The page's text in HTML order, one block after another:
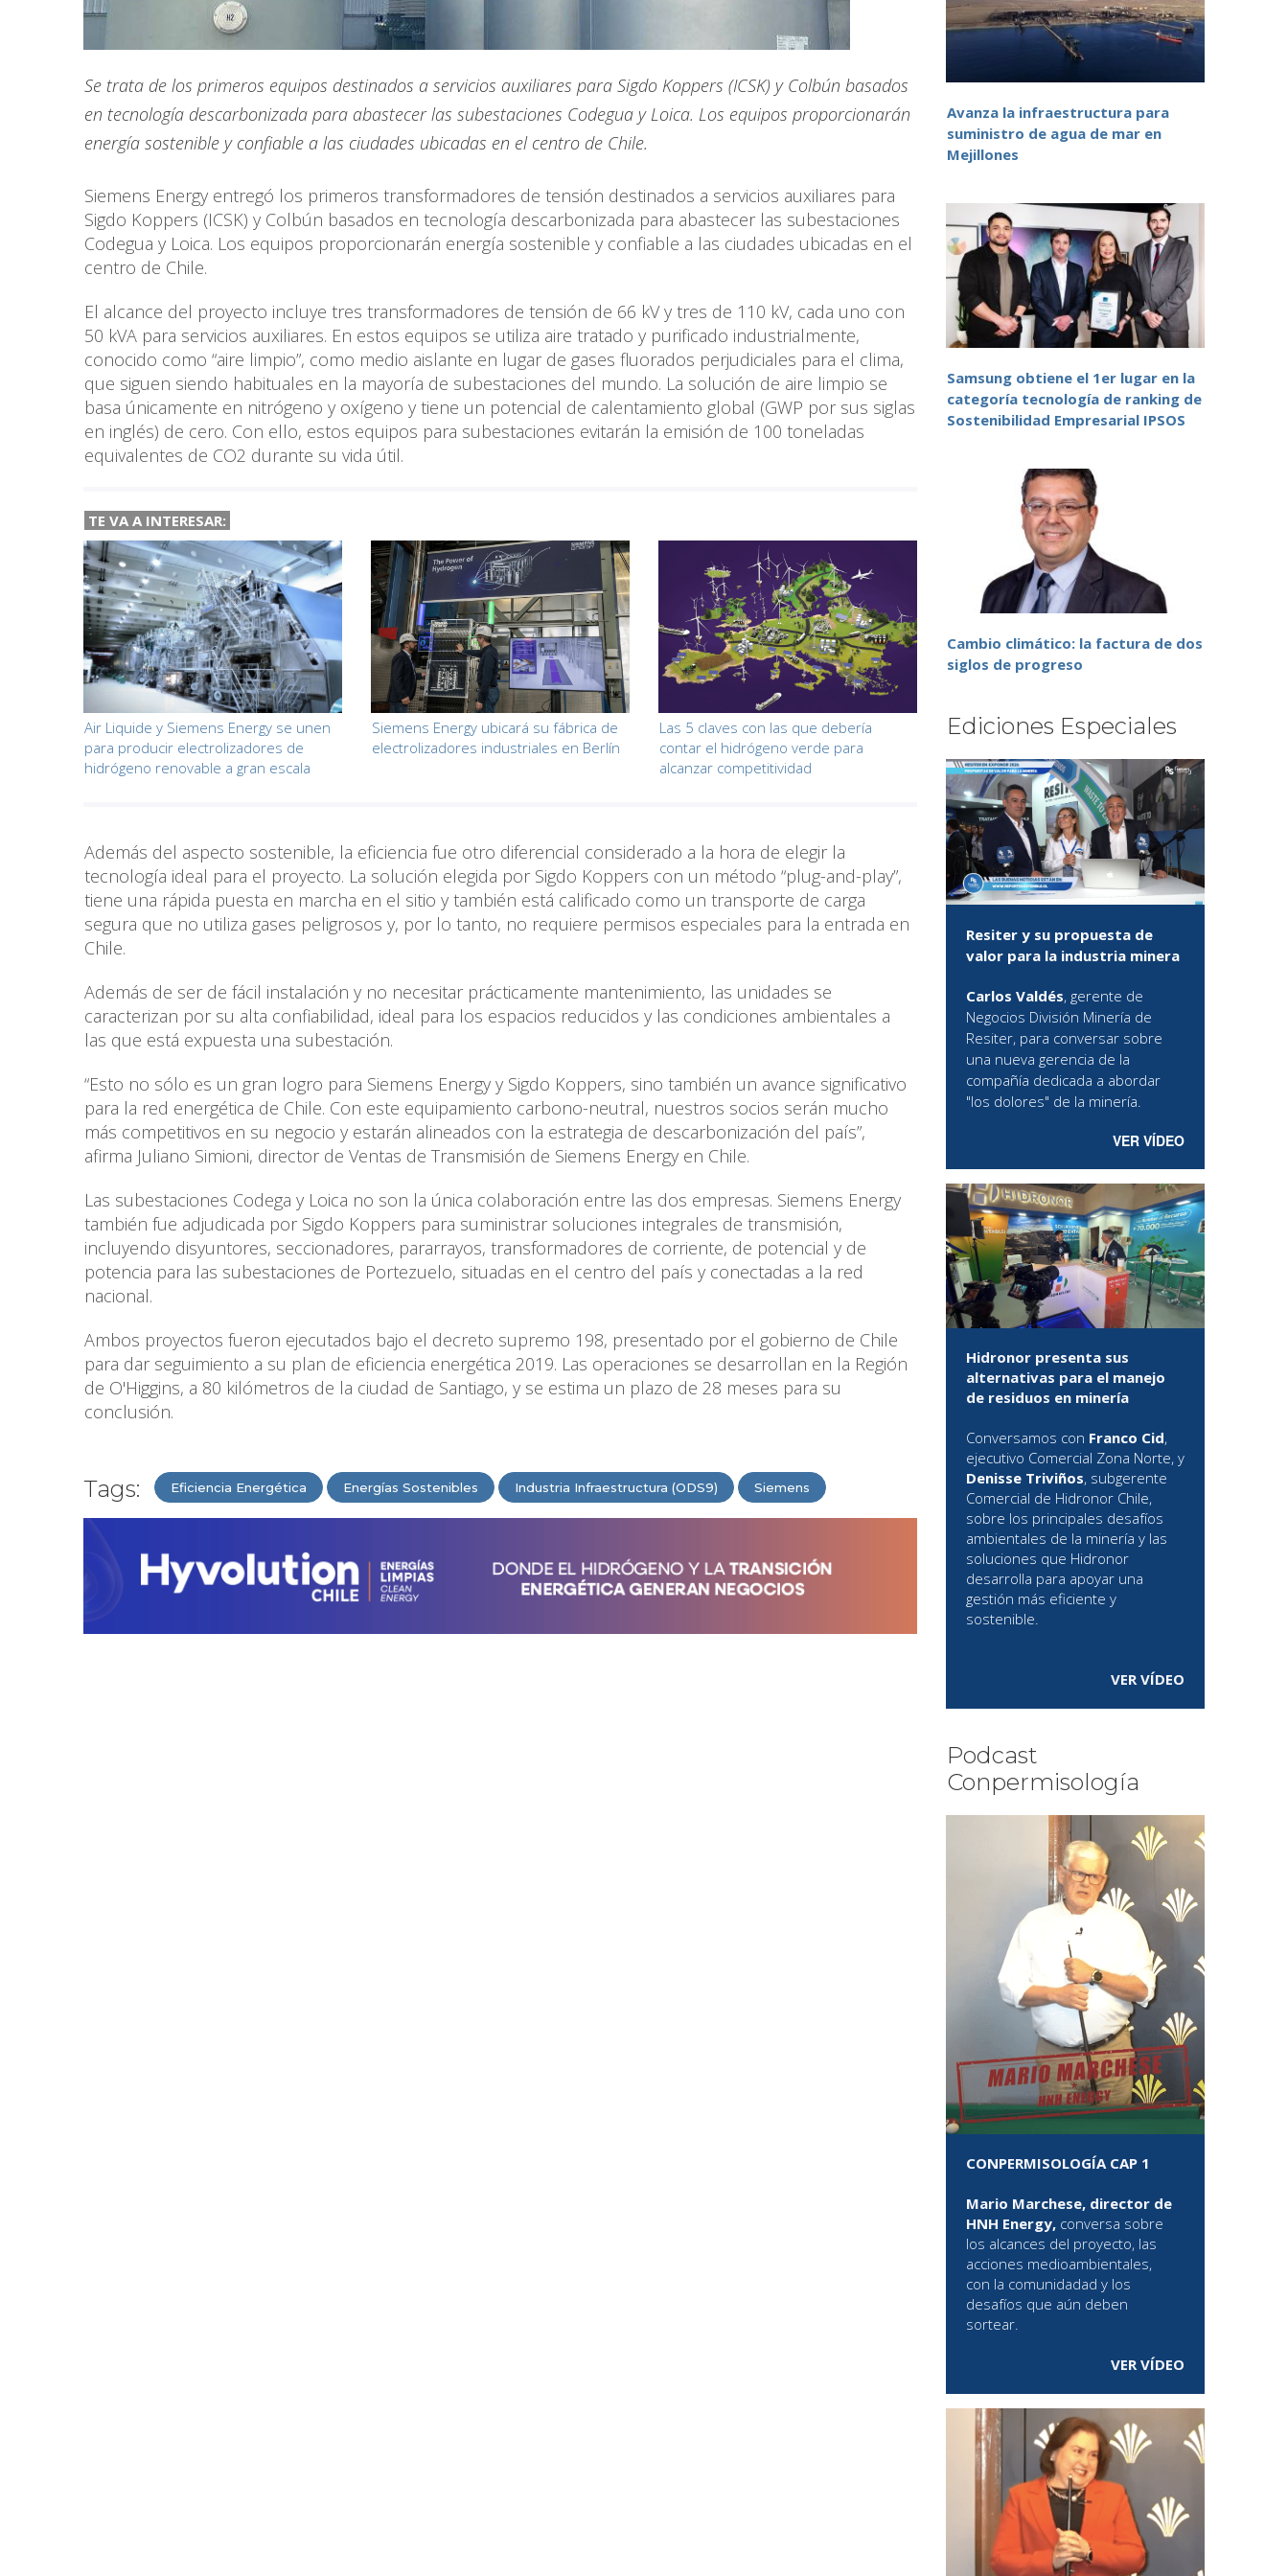
Se trata de los primeros equipos destinados a servicios auxiliares para Sigdo Koppers (ICSK) y Colbún basados
en tecnología descarbonizada para abastecer las subestaciones Codegua y Loica. Los equipos proporcionarán
energía sostenible y confiable a las ciudades ubicadas en el centro de Chile.
Siemens Energy entregó los primeros transformadores de tensión destinados a servicios auxiliares para
Sigdo Koppers (ICSK) y Colbún basados en tecnología descarbonizada para abastecer las subestaciones
Codegua y Loica. Los equipos proporcionarán energía sostenible y confiable a las ciudades ubicadas en el
centro de Chile.
El alcance del proyecto incluye tres transformadores de tensión de 66 kV y tres de 110 kV, cada uno con
50 kVA para servicios auxiliares. En estos equipos se utiliza aire tratado y purificado industrialmente,
conocido como “aire limpio”, como medio aislante en lugar de gases fluorados perjudiciales para el clima,
que siguen siendo habituales en la mayoría de subestaciones del mundo. La solución de aire limpio se
basa únicamente en nitrógeno y oxígeno y tiene un potencial de calentamiento global (GWP por sus siglas
en inglés) de cero. Con ello, estos equipos para subestaciones evitarán la emisión de 100 toneladas
equivalentes de CO2 durante su vida útil.
TE VA A INTERESAR:
Air Liquide y Siemens Energy se unen
para producir electrolizadores de
hidrógeno renovable a gran escala
Siemens Energy ubicará su fábrica de
electrolizadores industriales en Berlín
Las 5 claves con las que debería
contar el hidrógeno verde para
alcanzar competitividad
Además del aspecto sostenible, la eficiencia fue otro diferencial considerado a la hora de elegir la
tecnología ideal para el proyecto. La solución elegida por Sigdo Koppers con un método “plug-and-play”,
tiene una rápida puesta en marcha en el sitio y también está calificado como un transporte de carga
segura que no utiliza gases peligrosos y, por lo tanto, no requiere permisos especiales para la entrada en
Chile.
Además de ser de fácil instalación y no necesitar prácticamente mantenimiento, las unidades se
caracterizan por su alta confiabilidad, ideal para los espacios reducidos y las condiciones ambientales a
las que está expuesta una subestación.
“Esto no sólo es un gran logro para Siemens Energy y Sigdo Koppers, sino también un avance significativo
para la red energética de Chile. Con este equipamiento carbono-neutral, nuestros socios serán mucho
más competitivos en su negocio y estarán alineados con la estrategia de descarbonización del país”,
afirma Juliano Simioni, director de Ventas de Transmisión de Siemens Energy en Chile.
Las subestaciones Codega y Loica no son la única colaboración entre las dos empresas. Siemens Energy
también fue adjudicada por Sigdo Koppers para suministrar soluciones integrales de transmisión,
incluyendo disyuntores, seccionadores, pararrayos, transformadores de corriente, de potencial y de
potencia para las subestaciones de Portezuelo, situadas en el centro del país y conectadas a la red
nacional.
Ambos proyectos fueron ejecutados bajo el decreto supremo 198, presentado por el gobierno de Chile
para dar seguimiento a su plan de eficiencia energética 2019. Las operaciones se desarrollan en la Región
de O'Higgins, a 80 kilómetros de la ciudad de Santiago, y se estima un plazo de 28 meses para su
conclusión.
Tags: Eficiencia Energética Energías Sostenibles Industria Infraestructura (ODS9) Siemens
Avanza la infraestructura para
suministro de agua de mar en
Mejillones
Samsung obtiene el 1er lugar en la
categoría tecnología de ranking de
Sostenibilidad Empresarial IPSOS
Cambio climático: la factura de dos
siglos de progreso
Ediciones Especiales
Resiter y su propuesta de
valor para la industria minera
Carlos Valdés, gerente de
Negocios División Minería de
Resiter, para conversar sobre
una nueva gerencia de la
compañía dedicada a abordar
"los dolores" de la minería.
VER VÍDEO
Hidronor presenta sus
alternativas para el manejo
de residuos en minería
Conversamos con Franco Cid,
ejecutivo Comercial Zona Norte, y
Denisse Triviños, subgerente
Comercial de Hidronor Chile,
sobre los principales desafíos
ambientales de la minería y las
soluciones que Hidronor
desarrolla para apoyar una
gestión más eficiente y
sostenible.
VER VÍDEO
Podcast
Conpermisología
CONPERMISOLOGÍA CAP 1
Mario Marchese, director de
HNH Energy, conversa sobre
los alcances del proyecto, las
acciones medioambientales,
con la comunidadad y los
desafíos que aún deben
sortear.
VER VÍDEO